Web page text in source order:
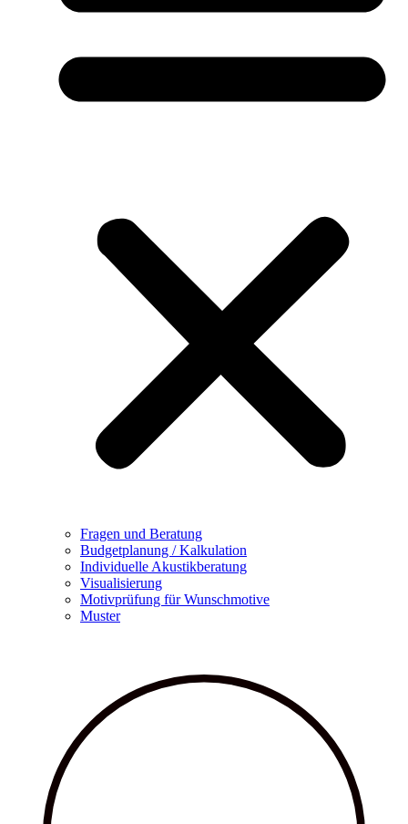
Fragen und Beratung
Budgetplanung / Kalkulation
Individuelle Akustikberatung
Visualisierung
Motivprüfung für Wunschmotive
Muster